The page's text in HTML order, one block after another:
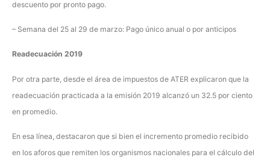
descuento por pronto pago.
– Semana del 25 al 29 de marzo: Pago único anual o por anticipos
Readecuación 2019
Por otra parte, desde el área de impuestos de ATER explicaron que la
readecuación practicada a la emisión 2019 alcanzó un 32.5 por ciento
en promedio.
En esa línea, destacaron que si bien el incremento promedio recibido
en los aforos que remiten los organismos nacionales para el cálculo del